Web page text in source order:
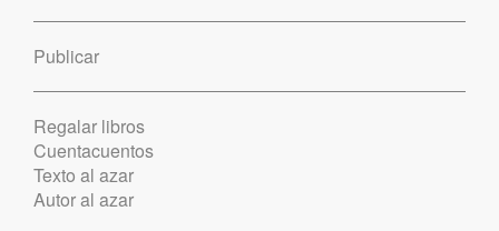
Publicar
Regalar libros
Cuentacuentos
Texto al azar
Autor al azar